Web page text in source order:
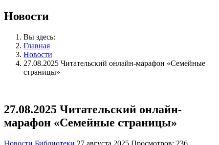
Новости
Вы здесь:
Главная
Новости
27.08.2025 Читательский онлайн-марафон «Семейные
страницы»
27.08.2025 Читательский онлайн-
марафон «Семейные страницы»
Новости Библиотеки 27 августа 2025 Просмотров: 236